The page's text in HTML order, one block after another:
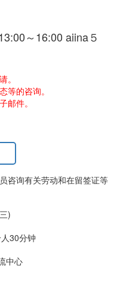
～16:00 aiina５
。
等的咨询。
邮件。
咨询有关劳动和在留签证等
)
30分钟
中心